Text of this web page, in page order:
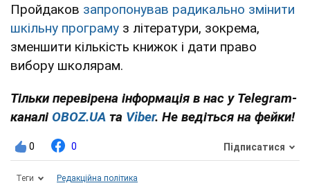
Пройдаков запропонував радикально змінити
шкільну програму з літератури, зокрема,
зменшити кількість книжок і дати право
вибору школярам.
Тільки перевірена інформація в нас у Telegram-
каналі OBOZ.UA та Viber. Не ведіться на фейки!
0 0 Підписатися
Теги Редакційна політика